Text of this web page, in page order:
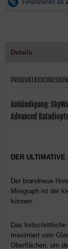
Details
Ankündigung:
Advanced
DER
Der brandneue
Minigraph ist der
können.
Das
maximiert sein
Oberflächen, um